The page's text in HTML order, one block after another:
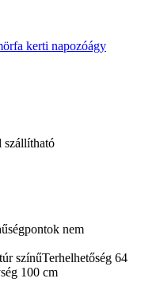
kerti napozóágy
szállítható
nem
színűTerhelhetőség 64
100 cm